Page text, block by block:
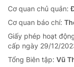
Cơ quan chủ quản:
Cơ quan báo chí:
Giấy phép hoạt
cấp ngày 29/12/
Tổng Biên tập: Vũ